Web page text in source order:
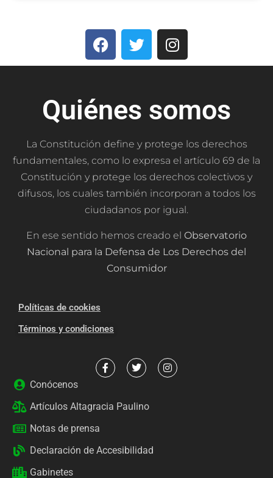
Quiénes somos
La Constitución define y protege los derechos
fundamentales, como lo expresa el artículo 69 de la
Constitución y protege los derechos colectivos y
difusos, los cuales también incorporan a todos los
ciudadanos por igual.
En ese sentido hemos creado el Observatorio
Nacional para la Defensa de Los Derechos del
Consumidor
Políticas de cookies
Términos y condiciones
Conócenos
Artículos Altagracia Paulino
Notas de prensa
Declaración de Accesibilidad
Gabinetes